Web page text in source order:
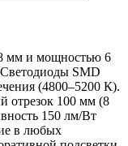
мм и мощностью 6
SMD
(4800–5200 К).
отрезок 100 мм (8
150 лм/Вт
в любых